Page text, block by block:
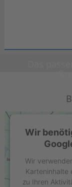
Wir
Wir
Karteninhalte
zu Ihren